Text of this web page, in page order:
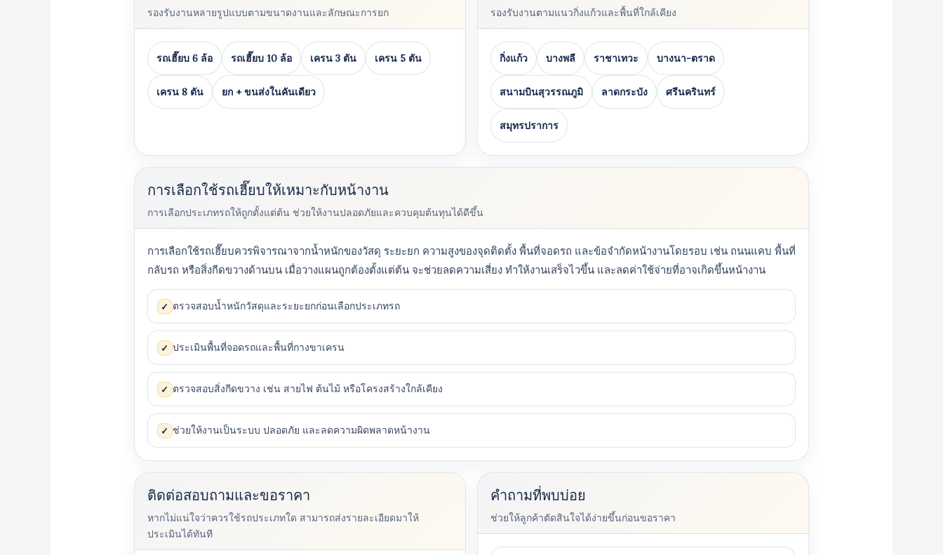
รองรับงานหลายรูปแบบตามขนาดงานและลักษณะการยก
รถเฮี๊ยบ 6 ล้อ รถเฮี๊ยบ 10 ล้อ เครน 3 ตัน เครน 5 ตัน
เครน 8 ตัน ยก + ขนส่งในคันเดียว
รองรับงานตามแนวกิ่งแก้วและพื้นที่ใกล้เคียง
กิ่งแก้ว บางพลี ราชาเทวะ บางนา-ตราด
สนามบินสุวรรณภูมิ ลาดกระบัง ศรีนครินทร์
สมุทรปราการ
การเลือกใช้รถเฮี๊ยบให้เหมาะกับหน้างาน
การเลือกประเภทรถให้ถูกตั้งแต่ต้น ช่วยให้งานปลอดภัยและควบคุมต้นทุนได้ดีขึ้น
การเลือกใช้รถเฮี๊ยบควรพิจารณาจากน้ำหนักของวัสดุ ระยะยก ความสูงของจุดติดตั้ง พื้นที่จอดรถ และข้อจำกัดหน้างานโดยรอบ เช่น ถนนแคบ พื้นที่
กลับรถ หรือสิ่งกีดขวางด้านบน เมื่อวางแผนถูกต้องตั้งแต่ต้น จะช่วยลดความเสี่ยง ทำให้งานเสร็จไวขึ้น และลดค่าใช้จ่ายที่อาจเกิดขึ้นหน้างาน
✓ ตรวจสอบน้ำหนักวัสดุและระยะยกก่อนเลือกประเภทรถ
✓ ประเมินพื้นที่จอดรถและพื้นที่กางขาเครน
✓ ตรวจสอบสิ่งกีดขวาง เช่น สายไฟ ต้นไม้ หรือโครงสร้างใกล้เคียง
✓ ช่วยให้งานเป็นระบบ ปลอดภัย และลดความผิดพลาดหน้างาน
ติดต่อสอบถามและขอราคา
หากไม่แน่ใจว่าควรใช้รถประเภทใด สามารถส่งรายละเอียดมาให้
ประเมินได้ทันที
คำถามที่พบบ่อย
ช่วยให้ลูกค้าตัดสินใจได้ง่ายขึ้นก่อนขอราคา